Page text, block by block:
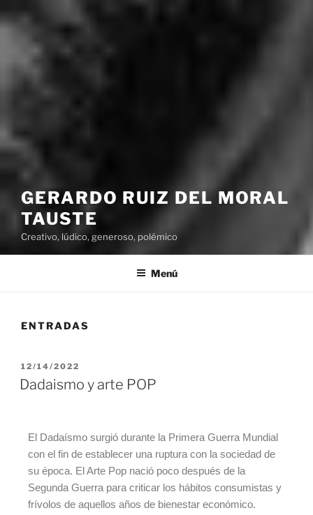
GERARDO RUIZ DEL MORAL
TAUSTE
Creativo, lúdico, generoso, polémico
Menú
ENTRADAS
12/14/2022
Dadaismo y arte POP
El Dadaísmo surgió durante la Primera Guerra Mundial
con el fin de establecer una ruptura con la sociedad de
su época. El Arte Pop nació poco después de la
Segunda Guerra para criticar los hábitos consumistas y
frívolos de aquellos años de bienestar económico.